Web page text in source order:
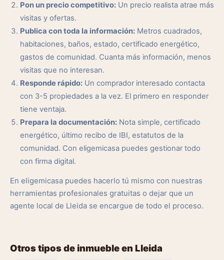
Pon un precio competitivo: Un precio realista atrae más
visitas y ofertas.
Publica con toda la información: Metros cuadrados,
habitaciones, baños, estado, certificado energético,
gastos de comunidad. Cuanta más información, menos
visitas que no interesan.
Responde rápido: Un comprador interesado contacta
con 3-5 propiedades a la vez. El primero en responder
tiene ventaja.
Prepara la documentación: Nota simple, certificado
energético, último recibo de IBI, estatutos de la
comunidad. Con eligemicasa puedes gestionar todo
con firma digital.
En eligemicasa puedes hacerlo tú mismo con nuestras
herramientas profesionales gratuitas o dejar que un
agente local de Lleida se encargue de todo el proceso.
Otros tipos de inmueble en Lleida